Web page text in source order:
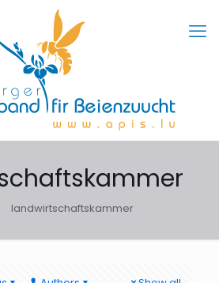
landwirtschaftskammer